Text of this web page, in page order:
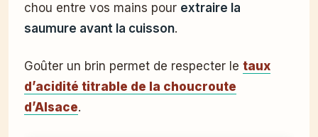
chou entre vos mains pour extraire la
saumure avant la cuisson.
Goûter un brin permet de respecter le taux
d’acidité titrable de la choucroute
d’Alsace.